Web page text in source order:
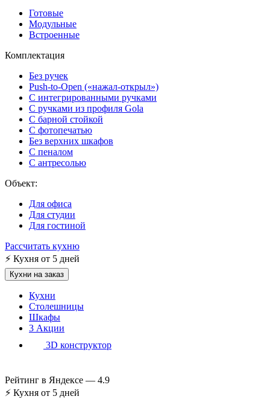
Готовые
Модульные
Встроенные
Комплектация
Без ручек
Push-to-Open («нажал-открыл»)
С интегрированными ручками
С ручками из профиля Gola
С барной стойкой
С фотопечатью
Без верхних шкафов
С пеналом
С антресолью
Объект:
Для офиса
Для студии
Для гостиной
Рассчитать кухню
⚡ Кухня от 5 дней
Кухни на заказ
Кухни
Столешницы
Шкафы
3 Акции
3D конструктор
Рейтинг в Яндексе — 4.9
⚡ Кухня от 5 дней